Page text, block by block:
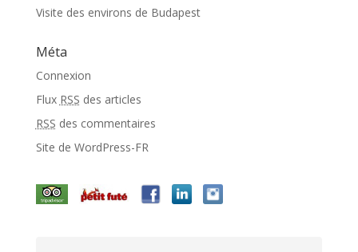
Visite des environs de Budapest
Méta
Connexion
Flux RSS des articles
RSS des commentaires
Site de WordPress-FR